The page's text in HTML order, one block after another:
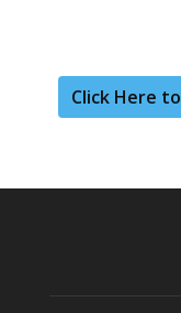
Click Here to